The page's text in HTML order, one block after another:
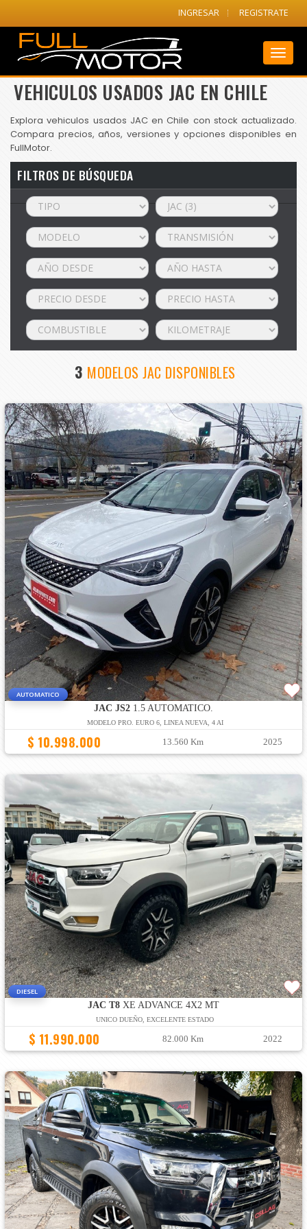
INGRESAR REGISTRATE
VEHICULOS USADOS JAC EN CHILE
Explora vehiculos usados JAC en Chile con stock actualizado.
Compara precios, años, versiones y opciones disponibles en
FullMotor.
FILTROS DE BÚSQUEDA
3 MODELOS JAC DISPONIBLES
AUTOMATICO
JAC JS21.5 AUTOMATICO.
MODELO PRO. EURO 6, LINEA NUEVA, 4 AI
$ 10.998.000 13.560 Km 2025
DIESEL
JAC T8XE ADVANCE 4X2 MT
UNICO DUEÑO, EXCELENTE ESTADO
$ 11.990.000 82.000 Km 2022